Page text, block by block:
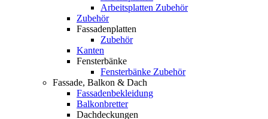
Arbeitsplatten Zubehör
Zubehör
Fassadenplatten
Zubehör
Kanten
Fensterbänke
Fensterbänke Zubehör
Fassade, Balkon & Dach
Fassadenbekleidung
Balkonbretter
Dachdeckungen